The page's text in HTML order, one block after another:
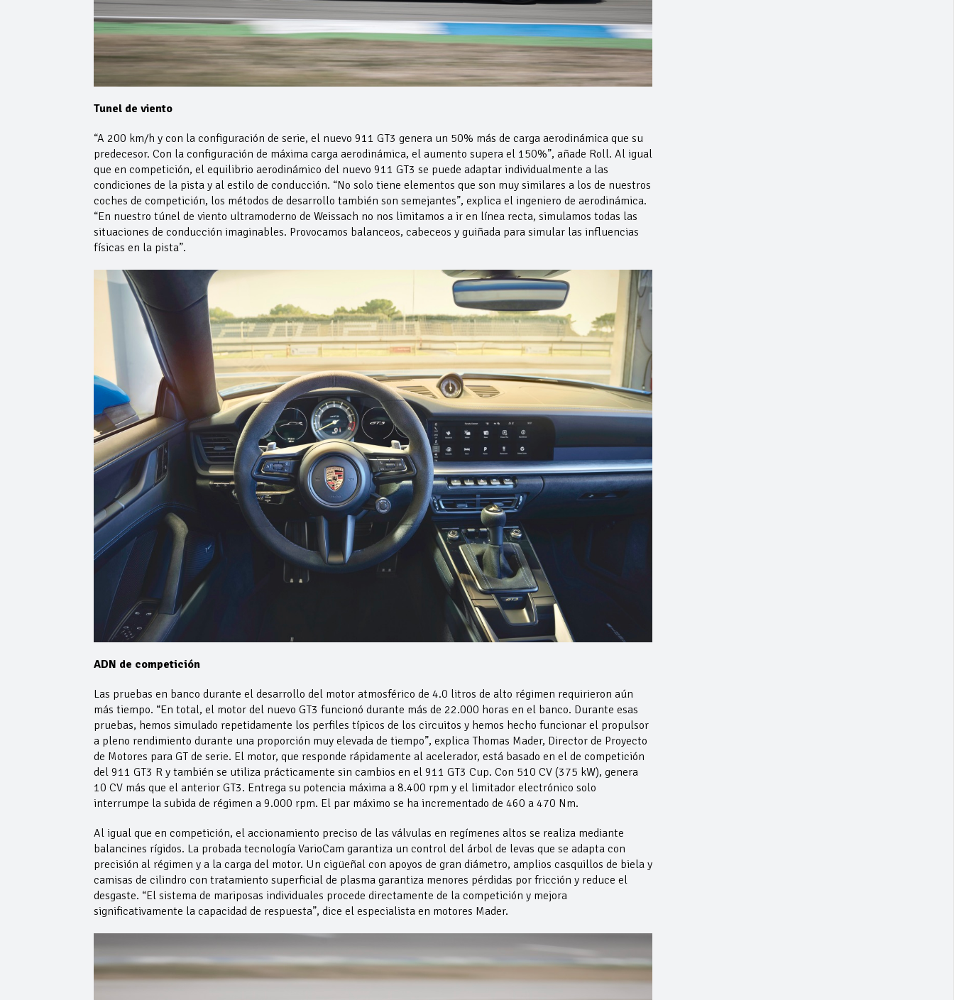
Tunel de viento
“A 200 km/h y con la configuración de serie, el nuevo 911 GT3 genera un 50% más de carga aerodinámica que su
predecesor. Con la configuración de máxima carga aerodinámica, el aumento supera el 150%”, añade Roll. Al igual
que en competición, el equilibrio aerodinámico del nuevo 911 GT3 se puede adaptar individualmente a las
condiciones de la pista y al estilo de conducción. “No solo tiene elementos que son muy similares a los de nuestros
coches de competición, los métodos de desarrollo también son semejantes”, explica el ingeniero de aerodinámica.
“En nuestro túnel de viento ultramoderno de Weissach no nos limitamos a ir en línea recta, simulamos todas las
situaciones de conducción imaginables. Provocamos balanceos, cabeceos y guiñada para simular las influencias
físicas en la pista”.
ADN de competición
Las pruebas en banco durante el desarrollo del motor atmosférico de 4.0 litros de alto régimen requirieron aún
más tiempo. “En total, el motor del nuevo GT3 funcionó durante más de 22.000 horas en el banco. Durante esas
pruebas, hemos simulado repetidamente los perfiles típicos de los circuitos y hemos hecho funcionar el propulsor
a pleno rendimiento durante una proporción muy elevada de tiempo”, explica Thomas Mader, Director de Proyecto
de Motores para GT de serie. El motor, que responde rápidamente al acelerador, está basado en el de competición
del 911 GT3 R y también se utiliza prácticamente sin cambios en el 911 GT3 Cup. Con 510 CV (375 kW), genera
10 CV más que el anterior GT3. Entrega su potencia máxima a 8.400 rpm y el limitador electrónico solo
interrumpe la subida de régimen a 9.000 rpm. El par máximo se ha incrementado de 460 a 470 Nm.
Al igual que en competición, el accionamiento preciso de las válvulas en regímenes altos se realiza mediante
balancines rígidos. La probada tecnología VarioCam garantiza un control del árbol de levas que se adapta con
precisión al régimen y a la carga del motor. Un cigüeñal con apoyos de gran diámetro, amplios casquillos de biela y
camisas de cilindro con tratamiento superficial de plasma garantiza menores pérdidas por fricción y reduce el
desgaste. “El sistema de mariposas individuales procede directamente de la competición y mejora
significativamente la capacidad de respuesta”, dice el especialista en motores Mader.